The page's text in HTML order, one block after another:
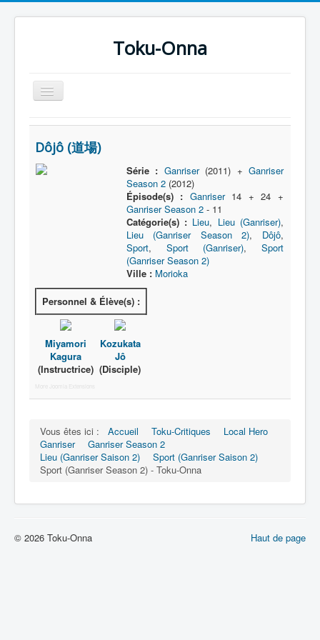
Toku-Onna
Basculer
la
Accueil
Toku-Actrices
Toku-Critiques
Artiste Asperger
Lexique
Tetsujin Ganriser Season 2 (鉄神
ガンライザー シーズン 2) = Dieu de
Personnages
Objets
Chronologie
Dôjô (道場)
Série : Ganriser(2011) + Ganriser
Season 2(2012)
Épisode(s) : Ganriser14 + 24 +
Ganriser Season 2- 11
Catégorie(s) : Lieu, Lieu (Ganriser),
Lieu (Ganriser Season 2), Dôjô,
Sport, Sport (Ganriser), Sport
(Ganriser Season 2)
Ville : Morioka
Personnel & Élève(s) :
Miyamori
Kagura
(Instructrice)
Kozukata
Jô
(Disciple)
More Joomla Extensions
Vous êtes ici : Accueil Toku-Critiques
Local Hero
Ganriser
Ganriser Season 2
Lieu (Ganriser Saison 2)
Sport (Ganriser Saison 2)
Sport (Ganriser Season 2) - Toku-Onna
Haut de page
© 2026 Toku-Onna